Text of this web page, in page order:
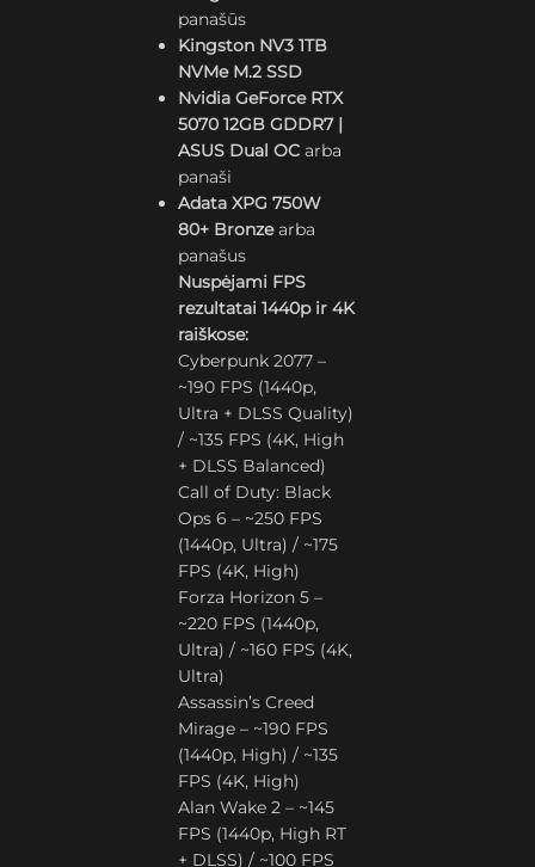
panašūs
Kingston NV3 1TB
NVMe M.2 SSD
Nvidia GeForce RTX
5070 12GB GDDR7 |
ASUS Dual OC arba
panaši
Adata XPG 750W
80+ Bronzearba
panašus
Nuspėjami FPS
rezultatai 1440p ir 4K
raiškose:
Cyberpunk 2077 –
~190 FPS (1440p,
Ultra + DLSS Quality)
/ ~135 FPS (4K, High
+ DLSS Balanced)
Call of Duty: Black
Ops 6 – ~250 FPS
(1440p, Ultra) / ~175
FPS (4K, High)
Forza Horizon 5 –
~220 FPS (1440p,
Ultra) / ~160 FPS (4K,
Ultra)
Assassin’s Creed
Mirage – ~190 FPS
(1440p, High) / ~135
FPS (4K, High)
Alan Wake 2 – ~145
FPS (1440p, High RT
+ DLSS) / ~100 FPS